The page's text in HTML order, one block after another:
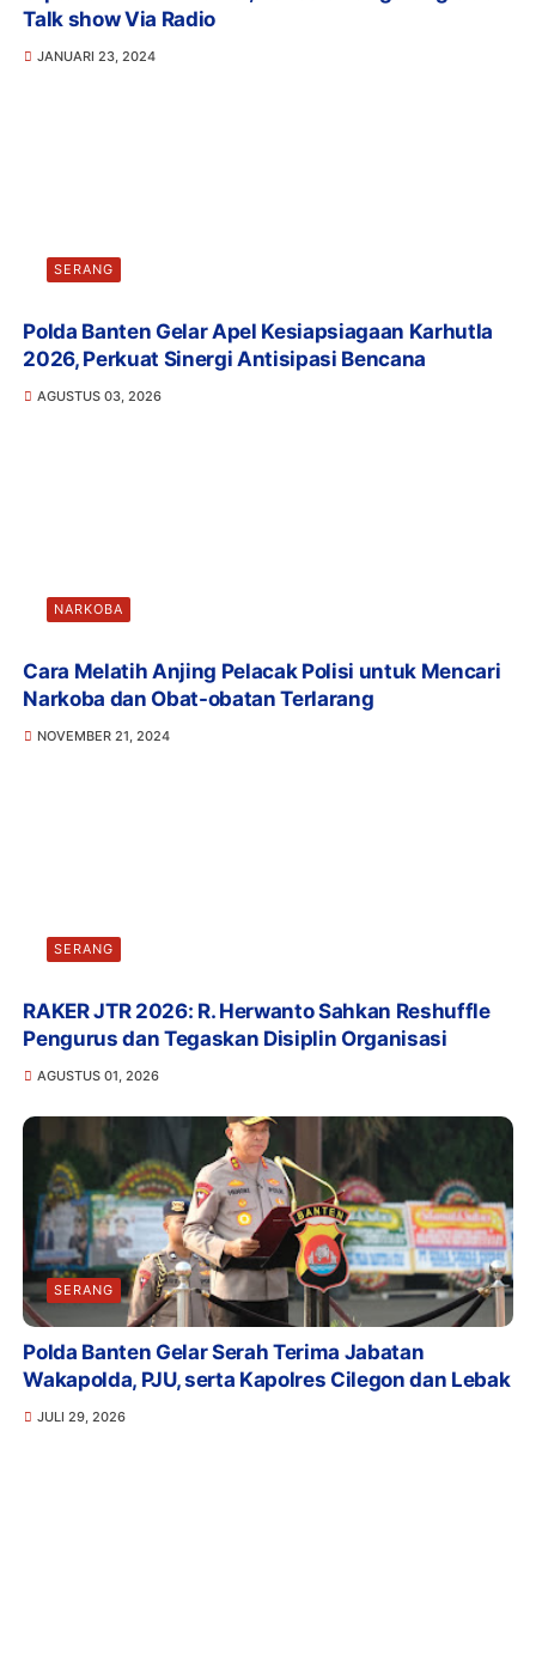
Talk show Via Radio
JANUARI 23, 2024
SERANG
Polda Banten Gelar Apel Kesiapsiagaan Karhutla
2026, Perkuat Sinergi Antisipasi Bencana
AGUSTUS 03, 2026
NARKOBA
Cara Melatih Anjing Pelacak Polisi untuk Mencari
Narkoba dan Obat-obatan Terlarang
NOVEMBER 21, 2024
SERANG
RAKER JTR 2026: R. Herwanto Sahkan Reshuffle
Pengurus dan Tegaskan Disiplin Organisasi
AGUSTUS 01, 2026
SERANG
Polda Banten Gelar Serah Terima Jabatan
Wakapolda, PJU, serta Kapolres Cilegon dan Lebak
JULI 29, 2026